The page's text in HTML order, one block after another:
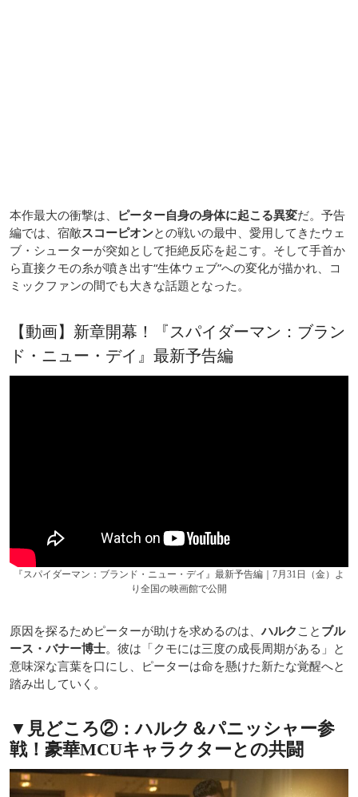
本作最大の衝撃は、 ピーター自身の身体に起こる異変だ。予告
編では、宿敵スコーピオンとの戦いの最中、愛用してきたウェ
ブ・シューターが突如として拒絶反応を起こす。そして手首か
ら直接クモの糸が噴き出す“生体ウェブ”への変化が描かれ、コ
ミックファンの間でも大きな話題となった。
【動画】新章開幕！『スパイダーマン：ブラン
ド・ニュー・デイ』最新予告編
『スパイダーマン：ブランド・ニュー・デイ』最新予告編｜7月31日（金）よ
り全国の映画館で公開
原因を探るためピーターが助けを求めるのは、ハルク こと ブル
ース・バナー博士。彼は「クモには三度の成長周期がある」と
意味深な言葉を口にし、ピーターは命を懸けた新たな覚醒へと
踏み出していく。
▼見どころ②：ハルク＆パニッシャー参
戦！豪華MCUキャラクターとの共闘